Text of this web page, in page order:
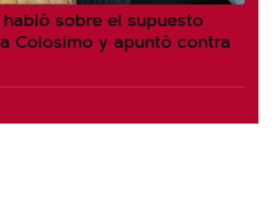
sobre el supuesto
Colosimo y apuntó contra